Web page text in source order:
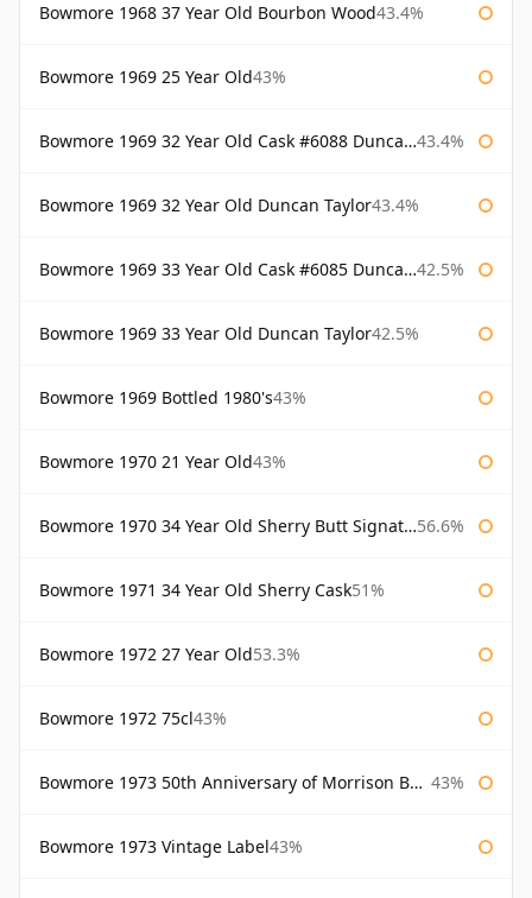
Bowmore 1968 37 Year Old Bourbon Wood43.4%
Bowmore 1969 25 Year Old43%
Bowmore 1969 32 Year Old Cask #6088 Duncan Taylor 43.4%
Bowmore 1969 32 Year Old Duncan Taylor43.4%
Bowmore 1969 33 Year Old Cask #6085 Duncan Taylor 42.5%
Bowmore 1969 33 Year Old Duncan Taylor42.5%
Bowmore 1969 Bottled 1980's43%
Bowmore 1970 21 Year Old43%
Bowmore 1970 34 Year Old Sherry Butt Signatory 56.6%
Bowmore 1971 34 Year Old Sherry Cask51%
Bowmore 1972 27 Year Old53.3%
Bowmore 1972 75cl43%
Bowmore 1973 50th Anniversary of Morrison Bowmore 43%
Bowmore 1973 Vintage Label43%